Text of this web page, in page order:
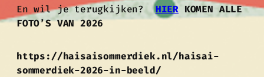
En wil je terugkijken?HIERKOMEN ALLE
FOTO’S VAN 2026
https://haisaisommerdiek.nl/haisai-
sommerdiek-2026-in-beeld/